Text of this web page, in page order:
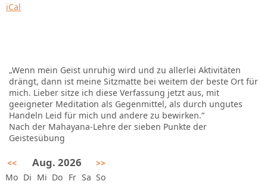
iCal
„Wenn mein Geist unruhig wird und zu allerlei Aktivitäten
drängt, dann ist meine Sitzmatte bei weitem der beste Ort für
mich. Lieber sitze ich diese Verfassung jetzt aus, mit
geeigneter Meditation als Gegenmittel, als durch ungutes
Handeln Leid für mich und andere zu bewirken.“
Nach der Mahayana-Lehre der sieben Punkte der
Geistesübung
<< Aug. 2026
>>
Mo Di Mi Do Fr Sa So